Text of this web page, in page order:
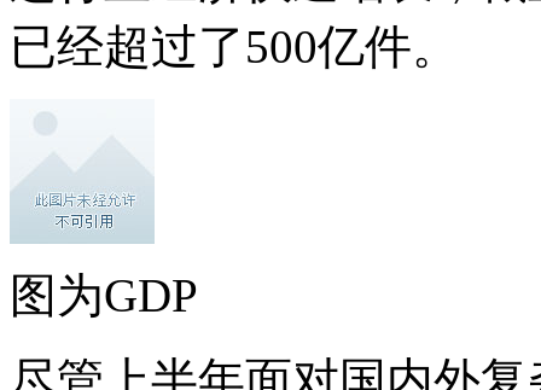
已经超过了500亿件。
图为GDP
尽管上半年面对国内外